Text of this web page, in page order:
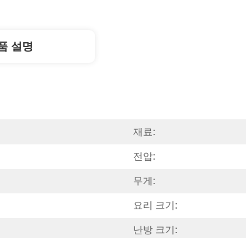
설명
재료:
전압:
무게:
요리 크기:
난방 크기: